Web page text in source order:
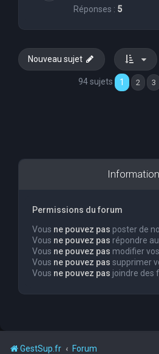
Réponses : 5
Nouveau sujet
94 sujets 1 2 3
Permissions du forum
Vous ne pouvez pas poster de
Vous ne pouvez pas répondre
Vous ne pouvez pas modifier
Vous ne pouvez pas supprimer
Vous ne pouvez pas joindre des
GestSup.fr Forum